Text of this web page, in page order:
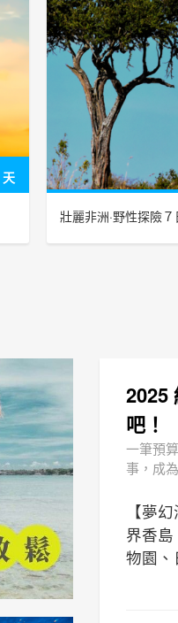
天
壯麗非洲·野性探險７
2025
吧！
一筆預
事，成
【夢
界香
物園、